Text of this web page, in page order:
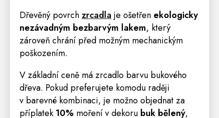
Dřevěný povrchzrcadla je ošetřen ekologicky
nezávadným bezbarvým lakem, který
zároveň chrání před možným mechanickým
poškozením.
V základní ceně má zrcadlo barvu bukového
dřeva. Pokud preferujete komodu raději
v barevné kombinaci, je možno objednat za
příplatek 10% moření v dekoru buk bělený,